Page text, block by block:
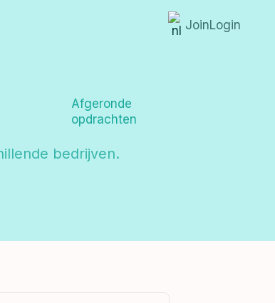
JoinLogin
Afgeronde
opdrachten
bedrijven.